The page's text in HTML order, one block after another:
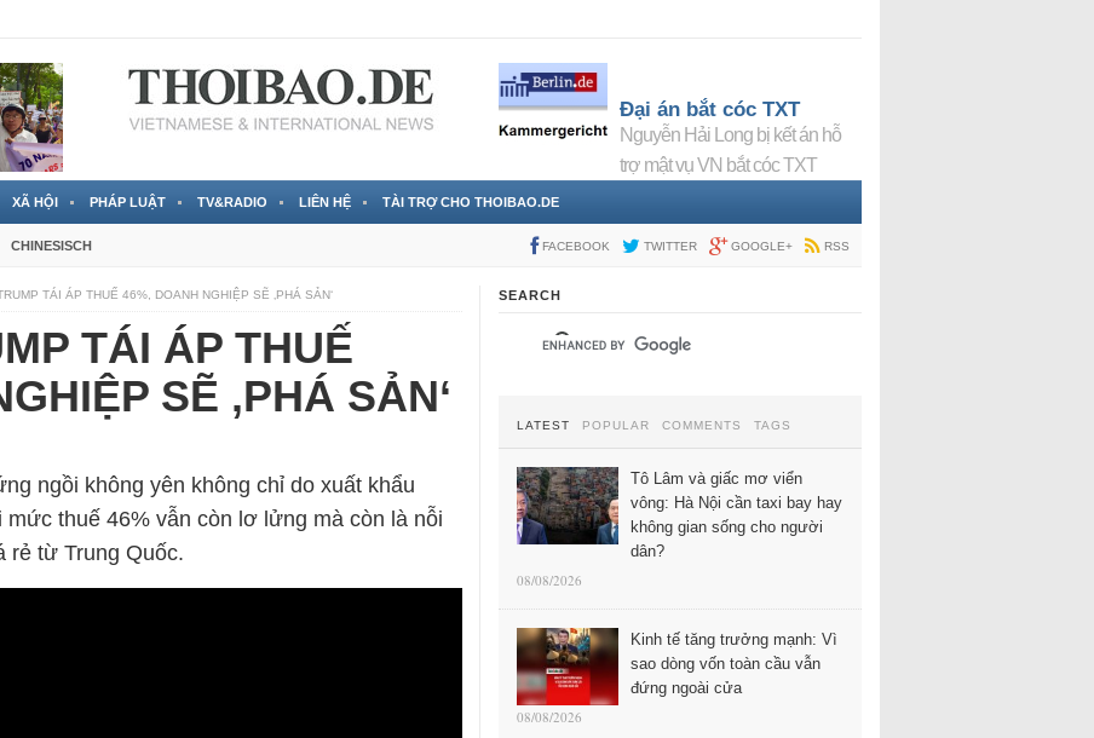
Đại án bắt cóc TXT
Nguyễn Hải Long bị kết án hỗ
trợ mật vụ VN bắt cóc TXT
XÃ HỘI PHÁP LUẬT TV&RADIO LIÊN HỆ TÀI TRỢ CHO THOIBAO.DE
CHINESISCH FACEBOOK TWITTER GOOGLE+ RSS
TÁI ÁP THUẾ 46%, DOANH NGHIỆP SẼ ‚PHÁ SẢN‘
TÁI ÁP THUẾ
SẼ ‚PHÁ SẢN‘
ngồi không yên không chỉ do xuất khẩu
thuế 46% vẫn còn lơ lửng mà còn là nỗi
rẻ từ Trung Quốc.
SEARCH
LATEST POPULAR COMMENTS TAGS
Tô Lâm và giấc mơ viển
vông: Hà Nội cần taxi bay hay
không gian sống cho người
dân?
08/08/2026
Kinh tế tăng trưởng mạnh: Vì
sao dòng vốn toàn cầu vẫn
đứng ngoài cửa
08/08/2026